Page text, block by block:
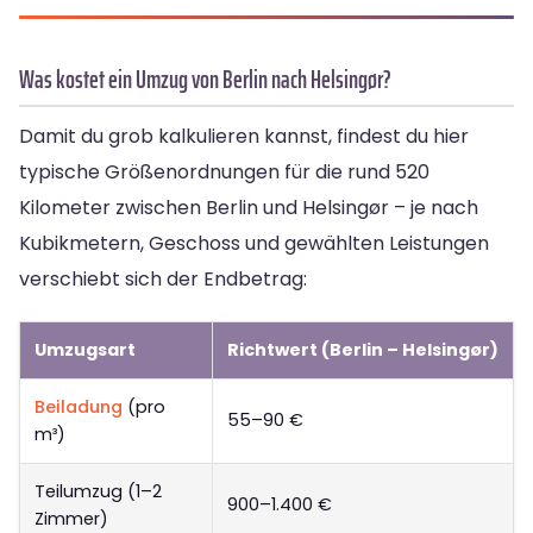
Was kostet ein Umzug von Berlin nach Helsingør?
Damit du grob kalkulieren kannst, findest du hier
typische Größenordnungen für die rund 520
Kilometer zwischen Berlin und Helsingør – je nach
Kubikmetern, Geschoss und gewählten Leistungen
verschiebt sich der Endbetrag:
Umzugsart Richtwert (Berlin – Helsingør)
Beiladung (pro
m³)
55–90 €
Teilumzug (1–2
Zimmer)
900–1.400 €